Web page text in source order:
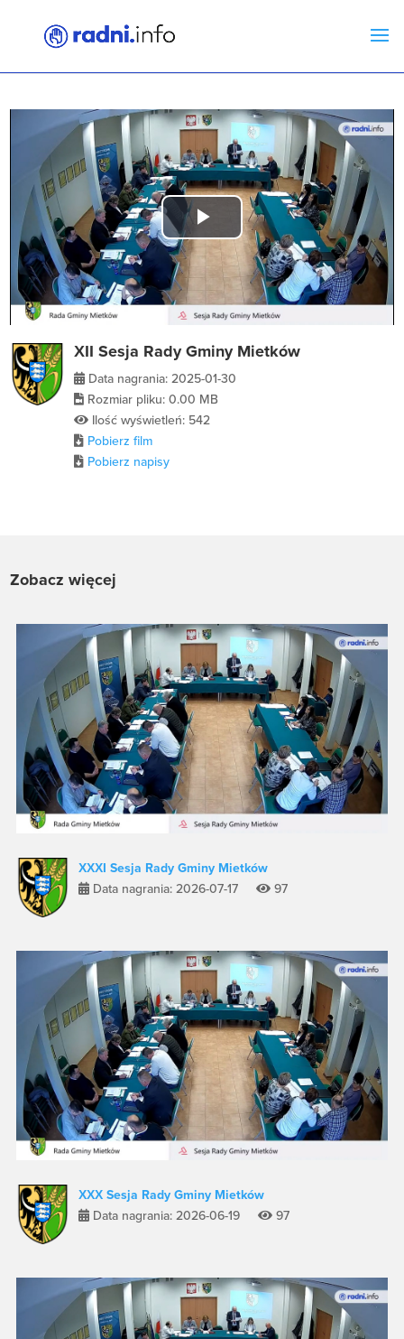
Play
Video
XII Sesja Rady Gminy Mietków
Data nagrania: 2025-01-30
Rozmiar pliku: 0.00 MB
Ilość wyświetleń: 542
Pobierz film
Pobierz napisy
Zobacz więcej
XXXI Sesja Rady Gminy Mietków
Data nagrania: 2026-07-17
97
XXX Sesja Rady Gminy Mietków
Data nagrania: 2026-06-19
97